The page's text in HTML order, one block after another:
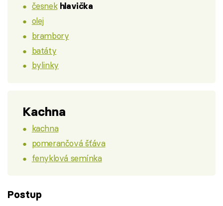
česnek hlavička
olej
brambory
batáty
bylinky
Kachna
kachna
pomerančová šťáva
fenyklová semínka
Postup